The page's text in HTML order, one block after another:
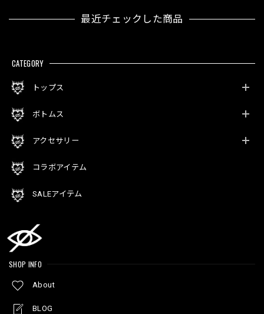
最近チェックした商品
CATEGORY
トップス
ボトムス
アクセサリー
コラボアイテム
SALEアイテム
SHOP INFO
About
BLOG